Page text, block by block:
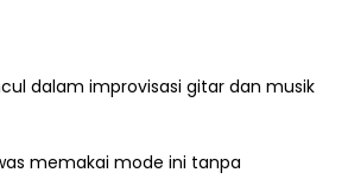
dalam improvisasi gitar dan musik
memakai mode ini tanpa